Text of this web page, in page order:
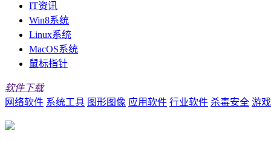
IT资讯
Win8系统
Linux系统
MacOS系统
鼠标指针
软件下载
网络软件 系统工具 图形图像 应用软件 行业软件 杀毒安全 游